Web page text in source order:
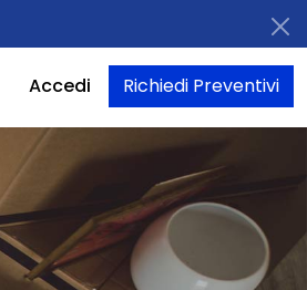
Accedi Richiedi Preventivi